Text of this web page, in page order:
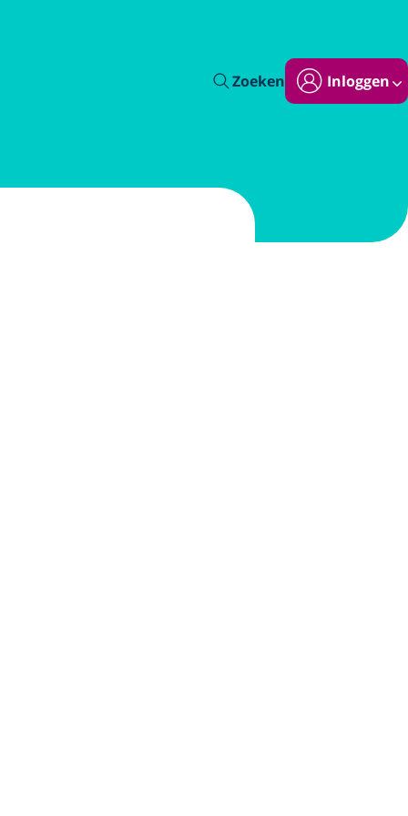
Zoeken Inloggen